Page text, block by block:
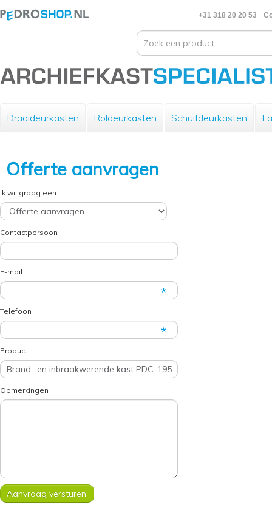
+31 318 20 20 53
Draaideurkasten Roldeurkasten Schuifdeurkasten
Offerte aanvragen
Ik wil graag een
Contactpersoon
E-mail
Telefoon
Product
Opmerkingen